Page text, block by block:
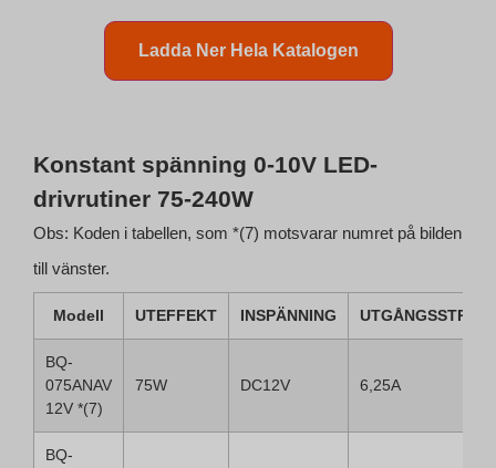
Ladda Ner Hela Katalogen
Konstant spänning 0-10V LED-
drivrutiner 75-240W
Obs: Koden i tabellen, som *(7) motsvarar numret på bilden
till vänster.
Modell UTEFFEKT INSPÄNNING UTGÅNGSSTRÖM
BQ-
075ANAV
12V *(7)
75W DC12V 6,25A
BQ-